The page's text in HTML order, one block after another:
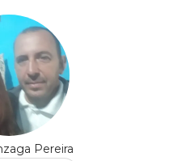
Pereira